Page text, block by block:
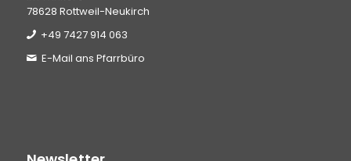
78628 Rottweil-Neukirch
+49 7427 914 063
E-Mail ans Pfarrbüro